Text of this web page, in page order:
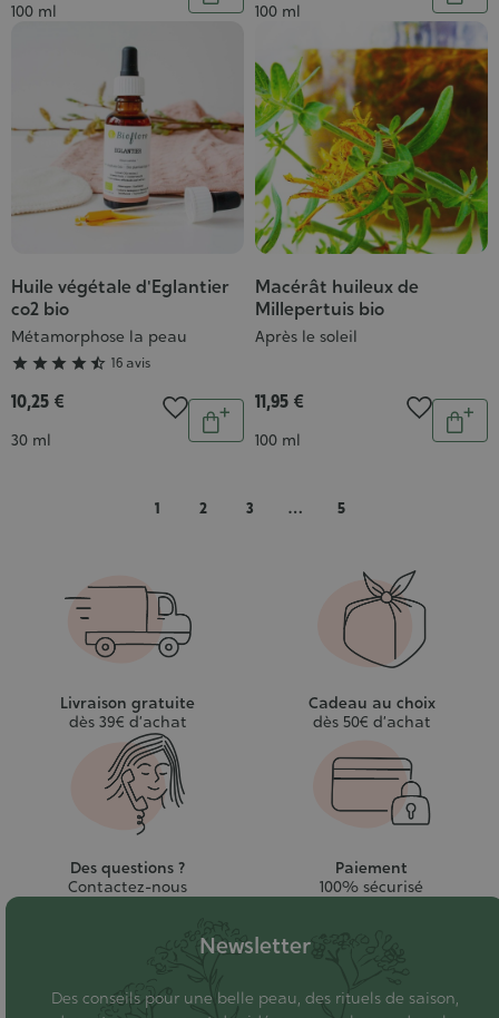
Contenance
100 ml
panier
Contenance
100 ml
au
Huile végétale d'Eglantier
co2 bio
Métamorphose la peau
Grade
:
4/5
     16 avis
10,25 €
Contenance
30 ml
Quantité
Ajouter
Macérât huileux de
Millepertuis bio
Après le soleil
11,95 €
Contenance
100 ml
1 2 3 … 5
Livraison gratuite
dès 39€ d’achat
Cadeau au choix
dès 50€ d’achat
Des questions ?
Contactez-nous
Paiement
100% sécurisé
Newsletter
Des conseils pour une belle peau, des rituels de saison,